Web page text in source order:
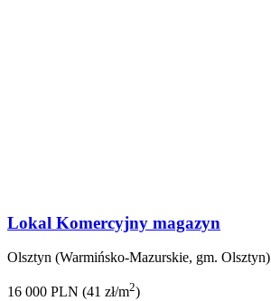
Lokal Komercyjny magazyn
Olsztyn (Warmińsko-Mazurskie, gm. Olsztyn)
16 000 PLN (41 zł/m2)